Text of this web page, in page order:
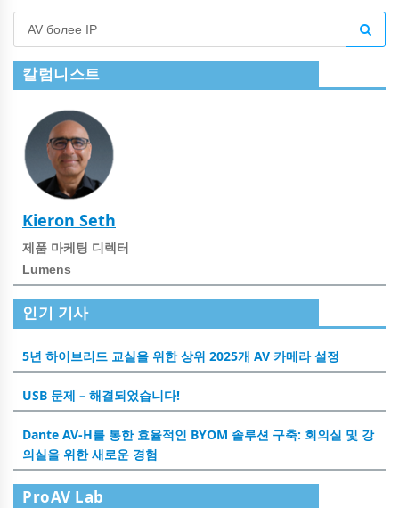
칼럼니스트
Kieron Seth
제품 마케팅 디렉터
Lumens
인기 기사
5년 하이브리드 교실을 위한 상위 2025개 AV 카메라 설정
USB 문제 – 해결되었습니다!
Dante AV-H를 통한 효율적인 BYOM 솔루션 구축: 회의실 및 강
의실을 위한 새로운 경험
ProAV Lab